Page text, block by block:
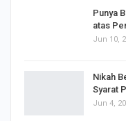
Punya
atas
Jun 10,
Nikah
Syarat
Jun 4,